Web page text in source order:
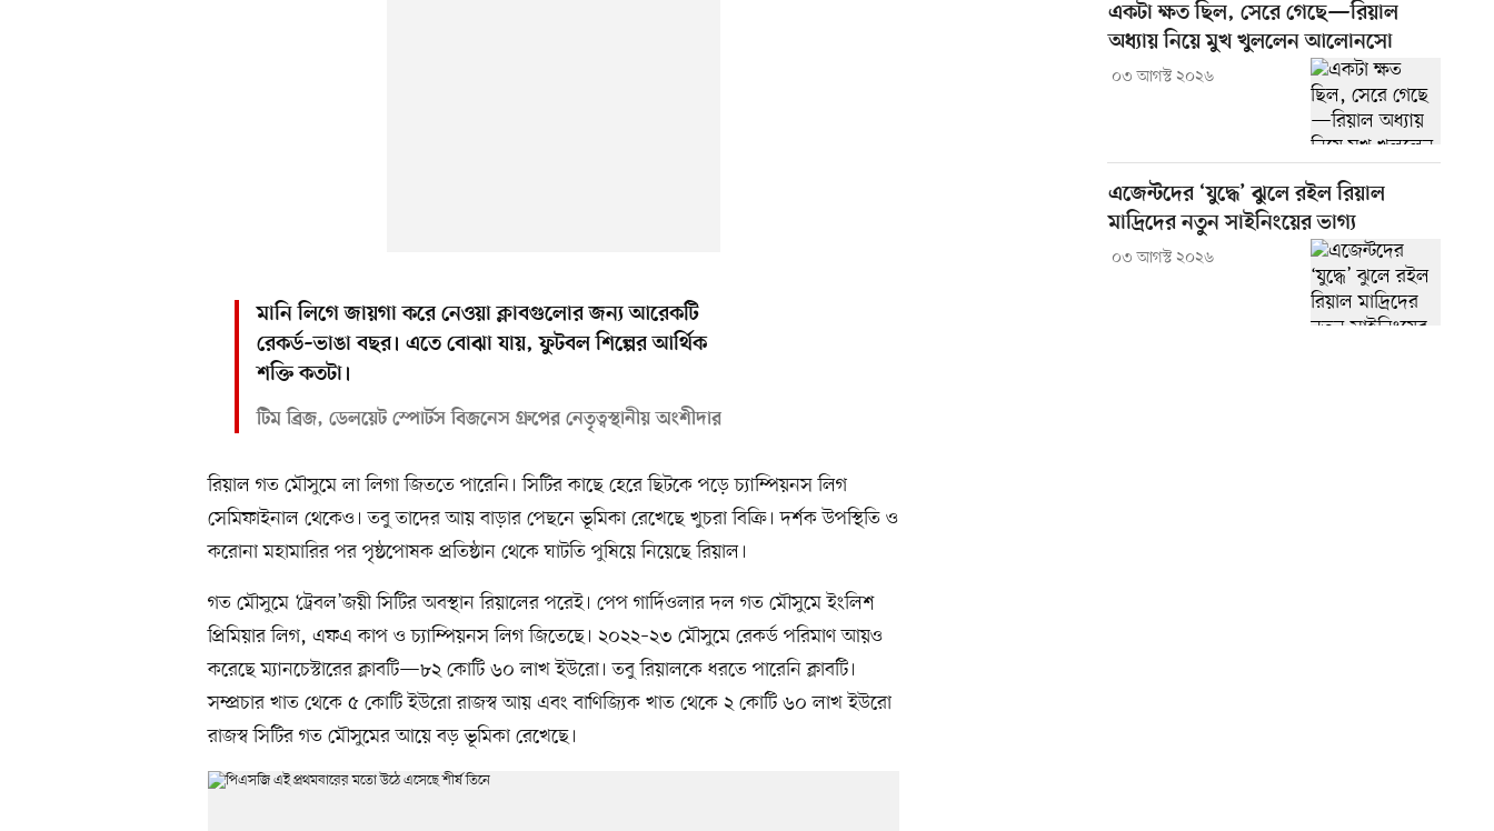
মানি লিগে জায়গা করে নেওয়া ক্লাবগুলোর জন্য আরেকটি
রেকর্ড–ভাঙা বছর। এতে বোঝা যায়, ফুটবল শিল্পের আর্থিক
শক্তি কতটা।
টিম ব্রিজ, ডেলয়েট স্পোর্টস বিজনেস গ্রুপের নেতৃত্বস্থানীয় অংশীদার
রিয়াল গত মৌসুমে লা লিগা জিততে পারেনি। সিটির কাছে হেরে ছিটকে পড়ে চ্যাম্পিয়নস লিগ
সেমিফাইনাল থেকেও। তবু তাদের আয় বাড়ার পেছনে ভূমিকা রেখেছে খুচরা বিক্রি। দর্শক উপস্থিতি ও
করোনা মহামারির পর পৃষ্ঠপোষক প্রতিষ্ঠান থেকে ঘাটতি পুষিয়ে নিয়েছে রিয়াল।
গত মৌসুমে ‘ট্রেবল’জয়ী সিটির অবস্থান রিয়ালের পরেই। পেপ গার্দিওলার দল গত মৌসুমে ইংলিশ
প্রিমিয়ার লিগ, এফএ কাপ ও চ্যাম্পিয়নস লিগ জিতেছে। ২০২২–২৩ মৌসুমে রেকর্ড পরিমাণ আয়ও
করেছে ম্যানচেস্টারের ক্লাবটি—৮২ কোটি ৬০ লাখ ইউরো। তবু রিয়ালকে ধরতে পারেনি ক্লাবটি।
সম্প্রচার খাত থেকে ৫ কোটি ইউরো রাজস্ব আয় এবং বাণিজ্যিক খাত থেকে ২ কোটি ৬০ লাখ ইউরো
রাজস্ব সিটির গত মৌসুমের আয়ে বড় ভূমিকা রেখেছে।
একটা ক্ষত ছিল, সেরে গেছে—রিয়াল
অধ্যায় নিয়ে মুখ খুললেন আলোনসো
০৩ আগস্ট ২০২৬
এজেন্টদের ‘যুদ্ধে’ ঝুলে রইল রিয়াল
মাদ্রিদের নতুন সাইনিংয়ের ভাগ্য
০৩ আগস্ট ২০২৬